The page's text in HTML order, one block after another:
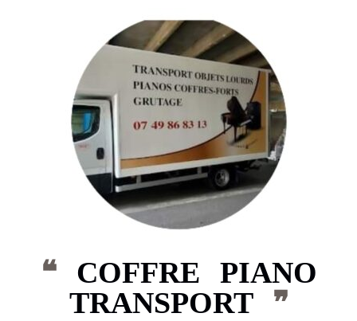
❝COFFRE PIANO
TRANSPORT ❞